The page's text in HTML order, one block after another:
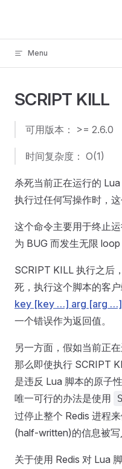
Menu
SCRIPT KILL
可用版本： >= 2.6.0
时间复杂度： O(1)
杀死当前正在运行的
执行过任何写操作时，这
这个命令主要用于终止
为 BUG 而发生无限 loop
SCRIPT KILL 执行之后
死，执行这个脚本的客
key [key …] arg [arg …]
一个错误作为返回值。
另一方面，假如当前正
那么即使执行 SCRIPT
是违反 Lua 脚本的原子
唯一可行的办法是使用
过停止整个 Redis 进程
(half-written)的信息被写
关于使用 Redis 对 Lua